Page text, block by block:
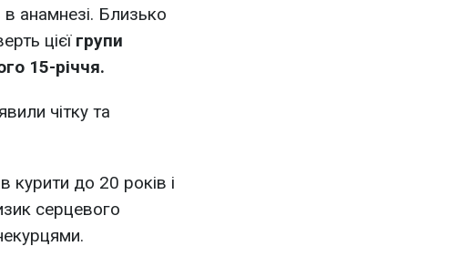
в анамнезі. Близько
цієї групи
15-річчя.
чітку та
курити до 20 років і
серцевого